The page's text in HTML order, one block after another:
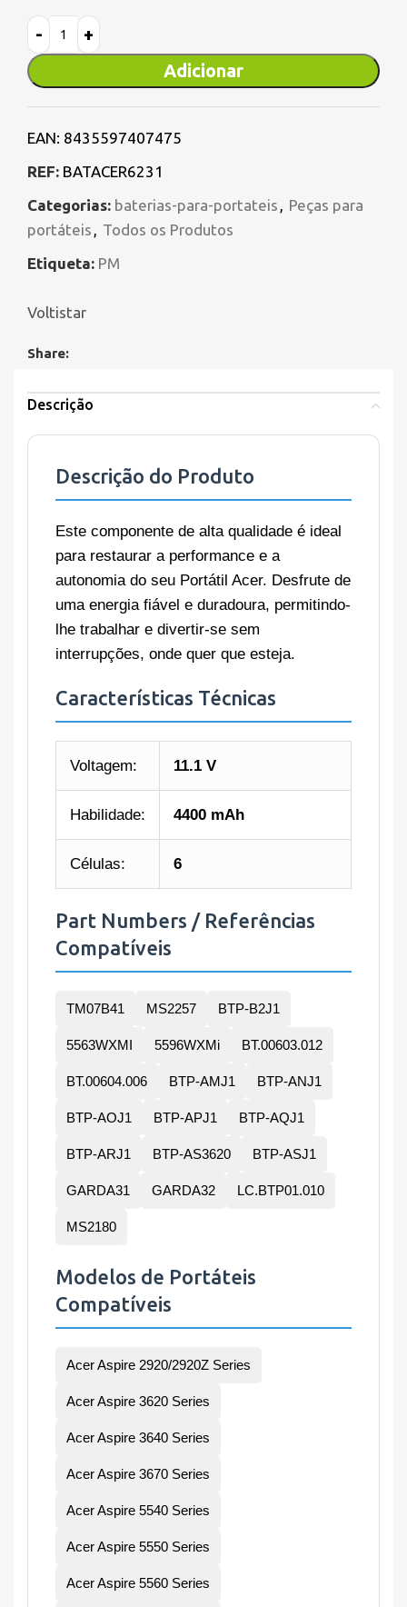
Adicionar
EAN: 8435597407475
REF: BATACER6231
Categorias: baterias-para-portateis , Peças para
portáteis , Todos os Produtos
Etiqueta: PM
Voltistar
Share:
Descrição
Descrição do Produto
Este componente de alta qualidade é ideal
para restaurar a performance e a
autonomia do seu Portátil Acer. Desfrute de
uma energia fiável e duradoura, permitindo-
lhe trabalhar e divertir-se sem
interrupções, onde quer que esteja.
Características Técnicas
Voltagem: 11.1 V
Habilidade: 4400 mAh
Células: 6
Part Numbers / Referências
Compatíveis
TM07B41 MS2257 BTP-B2J1
5563WXMI 5596WXMi BT.00603.012
BT.00604.006 BTP-AMJ1 BTP-ANJ1
BTP-AOJ1 BTP-APJ1 BTP-AQJ1
BTP-ARJ1 BTP-AS3620 BTP-ASJ1
GARDA31 GARDA32 LC.BTP01.010
MS2180
Modelos de Portáteis
Compatíveis
Acer Aspire 2920/2920Z Series
Acer Aspire 3620 Series
Acer Aspire 3640 Series
Acer Aspire 3670 Series
Acer Aspire 5540 Series
Acer Aspire 5550 Series
Acer Aspire 5560 Series